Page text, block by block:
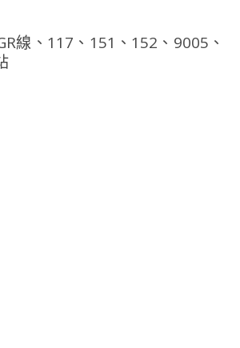
線、117、151、152、9005、